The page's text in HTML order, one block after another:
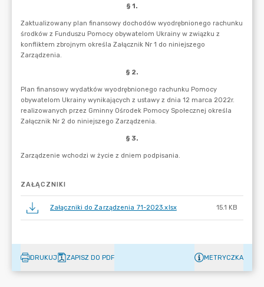
ZAŁĄCZNIKI
Załączniki do Zarządzenia 71-2023.xlsx 15.1 KB
DRUKUJ ZAPISZ DO PDF METRYCZKA